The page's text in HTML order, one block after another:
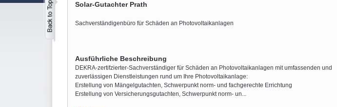
Solar-Gutachter Prath
Sachverständigenbüro für Schäden an Photovoltaikanlagen
Ausführliche Beschreibung
DEKRA-zertifzierter-Sachverständiger für Schäden an Photovoltaikanlagen mit umfassenden und
zuverlässigen Dienstleistungen rund um Ihre Photovoltaikanlage:
Erstellung von Mängelgutachten, Schwerpunkt norm- und fachgerechte Errichtung
Erstellung von Versicherungsgutachten, Schwerpunkt norm- un...